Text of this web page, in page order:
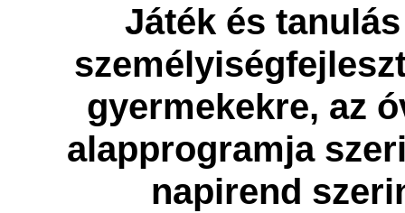
Játék és
gyermekekre, az
alapprogramja
napirend